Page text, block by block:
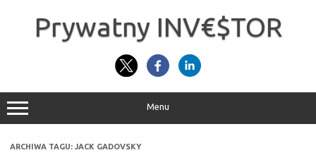
Prywatny INV€$TOR
Menu
ARCHIWA TAGU: JACK GADOVSKY